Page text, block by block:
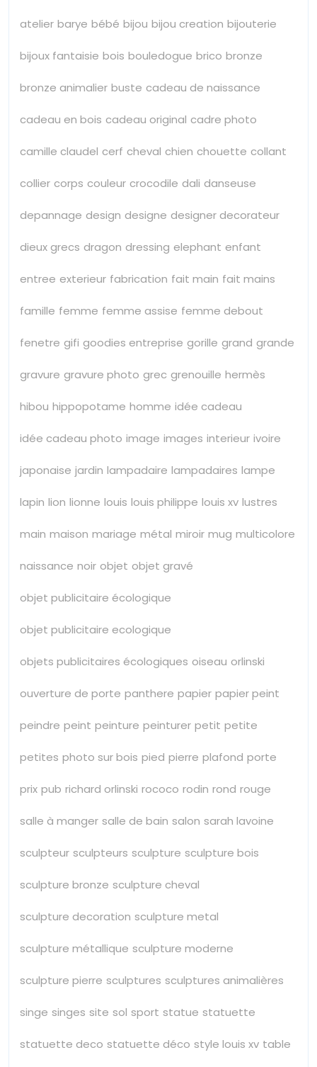
atelier barye bébé bijou bijou creation bijouterie
bijoux fantaisie bois bouledogue brico bronze
bronze animalier buste cadeau de naissance
cadeau en bois cadeau original cadre photo
camille claudel cerf cheval chien chouette collant
collier corps couleur crocodile dali danseuse
depannage design designe designer decorateur
dieux grecs dragon dressing elephant enfant
entree exterieur fabrication fait main fait mains
famille femme femme assise femme debout
fenetre gifi goodies entreprise gorille grand grande
gravure gravure photo grec grenouille hermès
hibou hippopotame homme idée cadeau
idée cadeau photo image images interieur ivoire
japonaise jardin lampadaire lampadaires lampe
lapin lion lionne louis louis philippe louis xv lustres
main maison mariage métal miroir mug multicolore
naissance noir objet objet gravé
objet publicitaire écologique
objet publicitaire ecologique
objets publicitaires écologiques oiseau orlinski
ouverture de porte panthere papier papier peint
peindre peint peinture peinturer petit petite
petites photo sur bois pied pierre plafond porte
prix pub richard orlinski rococo rodin rond rouge
salle à manger salle de bain salon sarah lavoine
sculpteur sculpteurs sculpture sculpture bois
sculpture bronze sculpture cheval
sculpture decoration sculpture metal
sculpture métallique sculpture moderne
sculpture pierre sculptures sculptures animalières
singe singes site sol sport statue statuette
statuette deco statuette déco style louis xv table